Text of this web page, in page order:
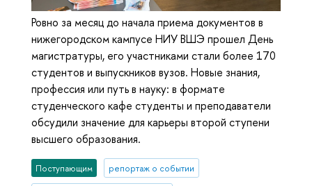
Ровно за месяц до начала приема документов в
нижегородском кампусе НИУ ВШЭ прошел День
магистратуры, его участниками стали более 170
студентов и выпускников вузов. Новые знания,
профессия или путь в науку: в формате
студенческого кафе студенты и преподаватели
обсудили значение для карьеры второй ступени
высшего образования.
Поступающим репортаж о событии